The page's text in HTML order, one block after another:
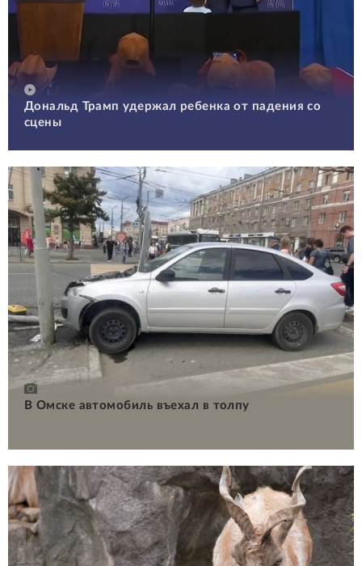
Дональд Трамп удержал ребенка от падения со
сцены
В Омске автомобиль въехал в толпу